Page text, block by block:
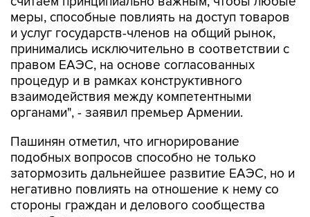
меры, способные повлиять на доступ товаров
и услуг государств-членов на общий рынок,
принимались исключительно в соответствии с
правом ЕАЭС, на основе согласованных
процедур и в рамках конструктивного
взаимодействия между компетентными
органами", - заявил премьер Армении.
Пашинян отметил, что игнорирование
подобных вопросов способно не только
затормозить дальнейшее развитие ЕАЭС, но и
негативно повлиять на отношение к нему со
стороны граждан и делового сообщества